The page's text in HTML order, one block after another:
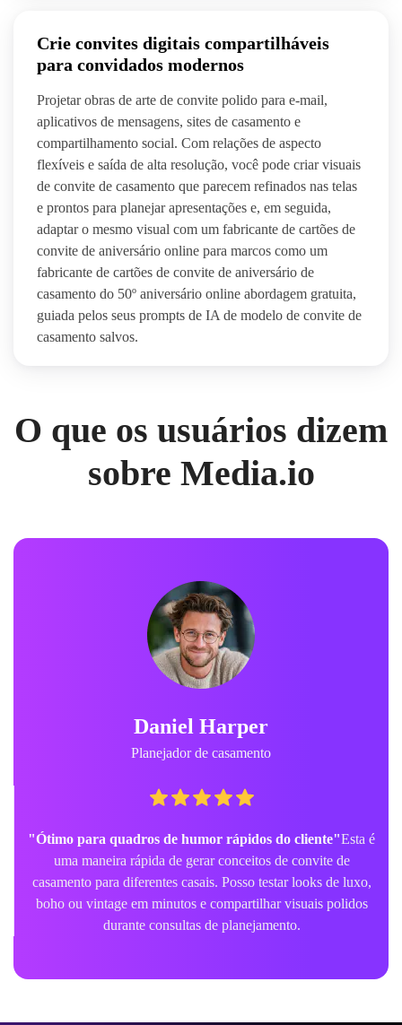
Crie convites digitais compartilháveis
para convidados modernos
Projetar obras de arte de convite polido para e-mail,
aplicativos de mensagens, sites de casamento e
compartilhamento social. Com relações de aspecto
flexíveis e saída de alta resolução, você pode criar visuais
de convite de casamento que parecem refinados nas telas
e prontos para planejar apresentações e, em seguida,
adaptar o mesmo visual com um fabricante de cartões de
convite de aniversário online para marcos como um
fabricante de cartões de convite de aniversário de
casamento do 50º aniversário online abordagem gratuita,
guiada pelos seus prompts de IA de modelo de convite de
casamento salvos.
O que os usuários dizem
sobre Media.io
Daniel Harper
Planejador de casamento
"Ótimo para quadros de humor rápidos do cliente"Esta é
uma maneira rápida de gerar conceitos de convite de
casamento para diferentes casais. Posso testar looks de luxo,
boho ou vintage em minutos e compartilhar visuais polidos
durante consultas de planejamento.